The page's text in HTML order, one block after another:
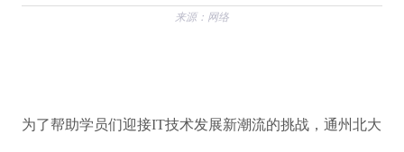
来源：网络
为了帮助学员们迎接IT技术发展新潮流的挑战，通州北大